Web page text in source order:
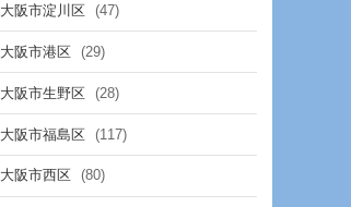
大阪市淀川区 (47)
大阪市港区 (29)
大阪市生野区 (28)
大阪市福島区 (117)
大阪市西区 (80)